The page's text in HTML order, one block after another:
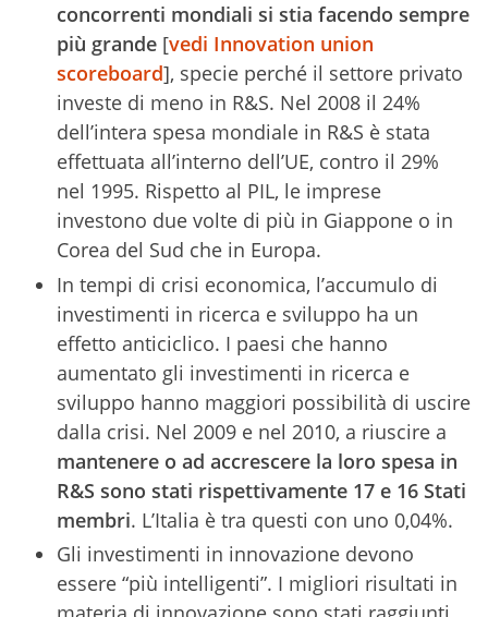
concorrenti mondiali si stia facendo sempre
più grande [vedi Innovation union
scoreboard], specie perché il settore privato
investe di meno in R&S. Nel 2008 il 24%
dell’intera spesa mondiale in R&S è stata
effettuata all’interno dell’UE, contro il 29%
nel 1995. Rispetto al PIL, le imprese
investono due volte di più in Giappone o in
Corea del Sud che in Europa.
In tempi di crisi economica, l’accumulo di
investimenti in ricerca e sviluppo ha un
effetto anticiclico. I paesi che hanno
aumentato gli investimenti in ricerca e
sviluppo hanno maggiori possibilità di uscire
dalla crisi. Nel 2009 e nel 2010, a riuscire a
mantenere o ad accrescere la loro spesa in
R&S sono stati rispettivamente 17 e 16 Stati
membri. L’Italia è tra questi con uno 0,04%.
Gli investimenti in innovazione devono
essere “più intelligenti”. I migliori risultati in